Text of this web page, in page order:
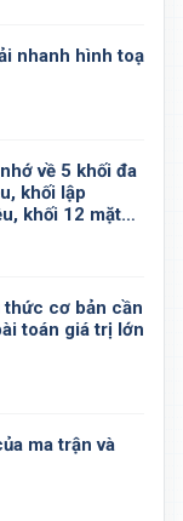
nhanh hình toạ
về 5 khối đa
khối lập
khối 12 mặt
thức cơ bản cần
toán giá trị lớn
ma trận và